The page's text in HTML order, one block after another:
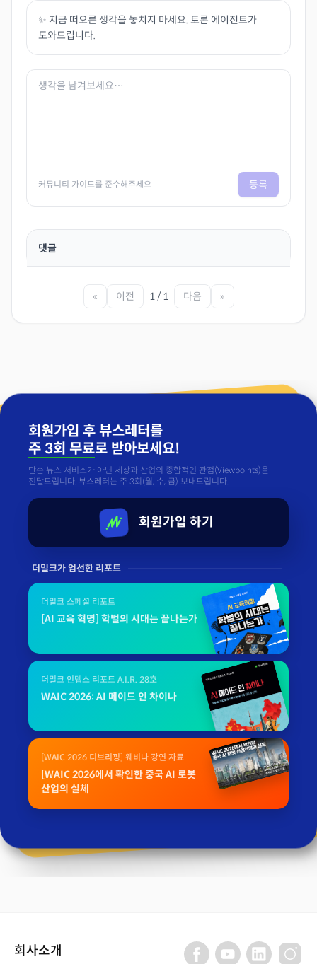
✨ 지금 떠오른 생각을 놓치지 마세요. 토론 에이전트가
도와드립니다.
커뮤니티 가이드를 준수해주세요 등록
댓글
« 이전 1 / 1 다음 »
회원가입 후 뷰스레터를
주 3회 무료로 받아보세요!
단순 뉴스 서비스가 아닌 세상과 산업의 종합적인 관점(Viewpoints)을
전달드립니다. 뷰스레터는 주 3회(월, 수, 금) 보내드립니다.
회원가입 하기
더밀크가 엄선한 리포트
더밀크 스페셜 리포트
[AI 교육 혁명] 학벌의 시대는 끝나는가
더밀크 인뎁스 리포트 A.I.R. 28호
WAIC 2026: AI 메이드 인 차이나
[WAIC 2026 디브리핑] 웨비나 강연 자료
[WAIC 2026에서 확인한 중국 AI 로봇
산업의 실체
회사소개